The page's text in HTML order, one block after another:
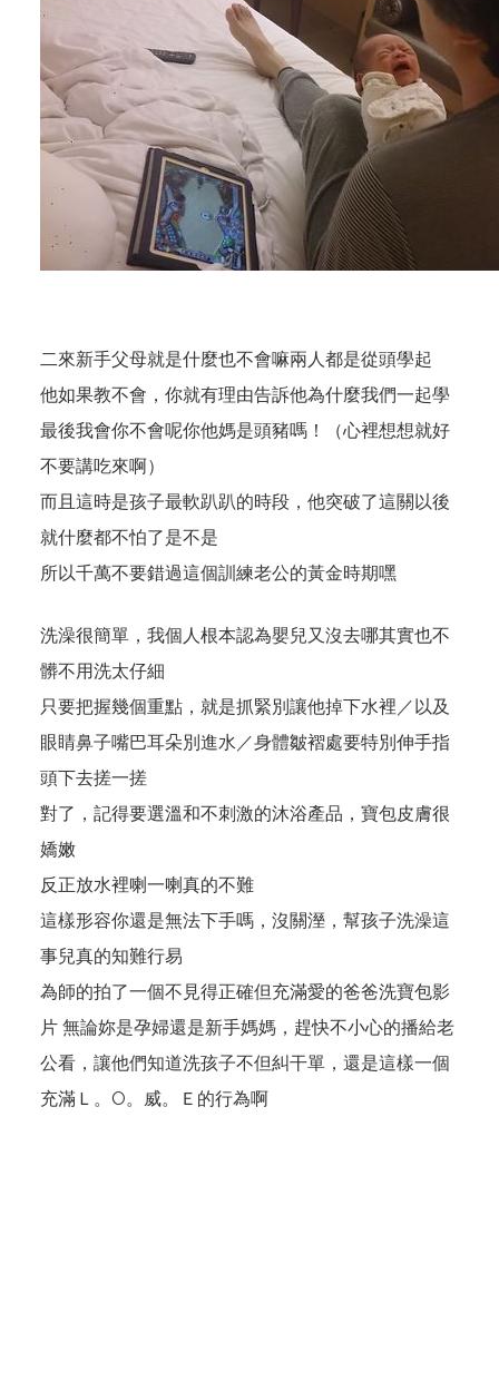
二來新手父母就是什麼也不會嘛兩人都是從頭學起
他如果教不會，你就有理由告訴他為什麼我們一起學
最後我會你不會呢你他媽是頭豬嗎！（心裡想想就好
不要講吃來啊）
而且這時是孩子最軟趴趴的時段，他突破了這關以後
就什麼都不怕了是不是
所以千萬不要錯過這個訓練老公的黃金時期嘿
洗澡很簡單，我個人根本認為嬰兒又沒去哪其實也不
髒不用洗太仔細
只要把握幾個重點，就是抓緊別讓他掉下水裡／以及
眼睛鼻子嘴巴耳朵別進水／身體皺褶處要特別伸手指
頭下去搓一搓
對了，記得要選溫和不刺激的沐浴產品，寶包皮膚很
嬌嫩
反正放水裡喇一喇真的不難
這樣形容你還是無法下手嗎，沒關溼，幫孩子洗澡這
事兒真的知難行易
為師的拍了一個不見得正確但充滿愛的爸爸洗寶包影
片 無論妳是孕婦還是新手媽媽，趕快不小心的播給老
公看，讓他們知道洗孩子不但糾干單，還是這樣一個
充滿Ｌ。O。威。Ｅ的行為啊